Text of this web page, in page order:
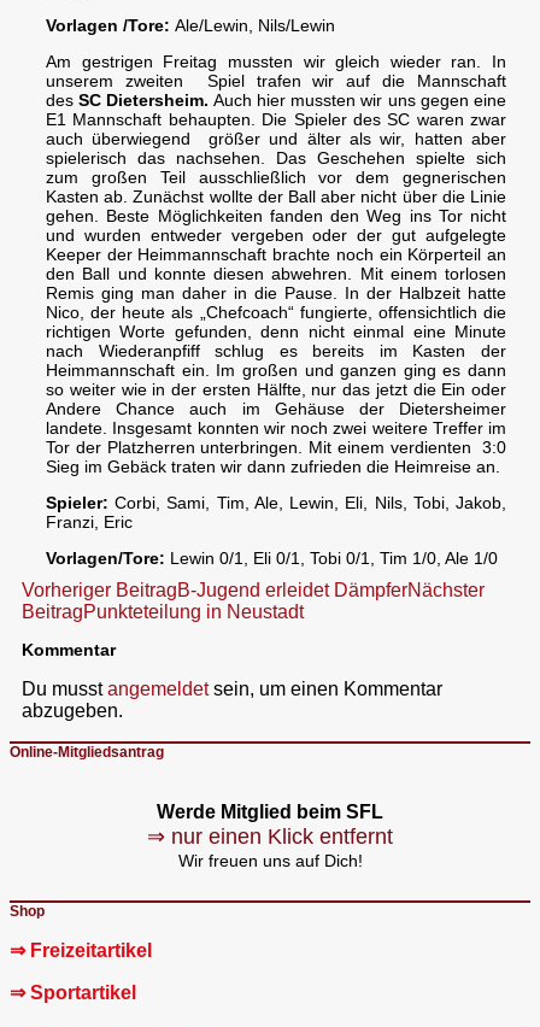
Vorlagen /Tore: Ale/Lewin, Nils/Lewin
Am gestrigen Freitag mussten wir gleich wieder ran. In
unserem zweiten Spiel trafen wir auf die Mannschaft
desSC Dietersheim. Auch hier mussten wir uns gegen eine
E1 Mannschaft behaupten. Die Spieler des SC waren zwar
auch überwiegend größer und älter als wir, hatten aber
spielerisch das nachsehen. Das Geschehen spielte sich
zum großen Teil ausschließlich vor dem gegnerischen
Kasten ab. Zunächst wollte der Ball aber nicht über die Linie
gehen. Beste Möglichkeiten fanden den Weg ins Tor nicht
und wurden entweder vergeben oder der gut aufgelegte
Keeper der Heimmannschaft brachte noch ein Körperteil an
den Ball und konnte diesen abwehren. Mit einem torlosen
Remis ging man daher in die Pause. In der Halbzeit hatte
Nico, der heute als „Chefcoach“ fungierte, offensichtlich die
richtigen Worte gefunden, denn nicht einmal eine Minute
nach Wiederanpfiff schlug es bereits im Kasten der
Heimmannschaft ein. Im großen und ganzen ging es dann
so weiter wie in der ersten Hälfte, nur das jetzt die Ein oder
Andere Chance auch im Gehäuse der Dietersheimer
landete. Insgesamt konnten wir noch zwei weitere Treffer im
Tor der Platzherren unterbringen. Mit einem verdienten 3:0
Sieg im Gebäck traten wir dann zufrieden die Heimreise an.
Spieler:Corbi, Sami, Tim, Ale, Lewin, Eli, Nils, Tobi, Jakob,
Franzi, Eric
Vorlagen/Tore: Lewin 0/1, Eli 0/1, Tobi 0/1, Tim 1/0, Ale 1/0
Beitragsnavigation
Vorheriger BeitragB-Jugend erleidet DämpferNächster
BeitragPunkteteilung in Neustadt
Kommentar
Du musstangemeldetsein, um einen Kommentar
abzugeben.
Online-Mitgliedsantrag
Werde Mitglied beim SFL
⇒ nur einen Klick entfernt
Wir freuen uns auf Dich!
Shop
⇒ Freizeitartikel
⇒ Sportartikel